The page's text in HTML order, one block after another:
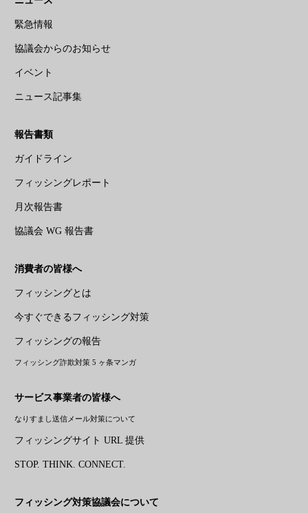
緊急情報
協議会からのお知らせ
イベント
ニュース記事集
報告書類
ガイドライン
フィッシングレポート
月次報告書
協議会 WG 報告書
消費者の皆様へ
フィッシングとは
今すぐできるフィッシング対策
フィッシングの報告
フィッシング詐欺対策 5 ヶ条マンガ
サービス事業者の皆様へ
なりすまし送信メール対策について
フィッシングサイト URL 提供
STOP. THINK. CONNECT.
フィッシング対策協議会について